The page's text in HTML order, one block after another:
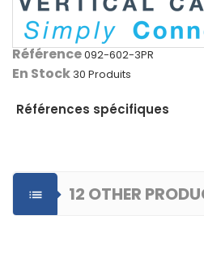
Référence092-602-3PR
En Stock 30 Produits
Références spécifiques

12 OTHER